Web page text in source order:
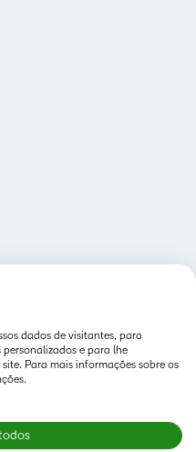
dados de visitantes, para
e para lhe
Para mais informações sobre os